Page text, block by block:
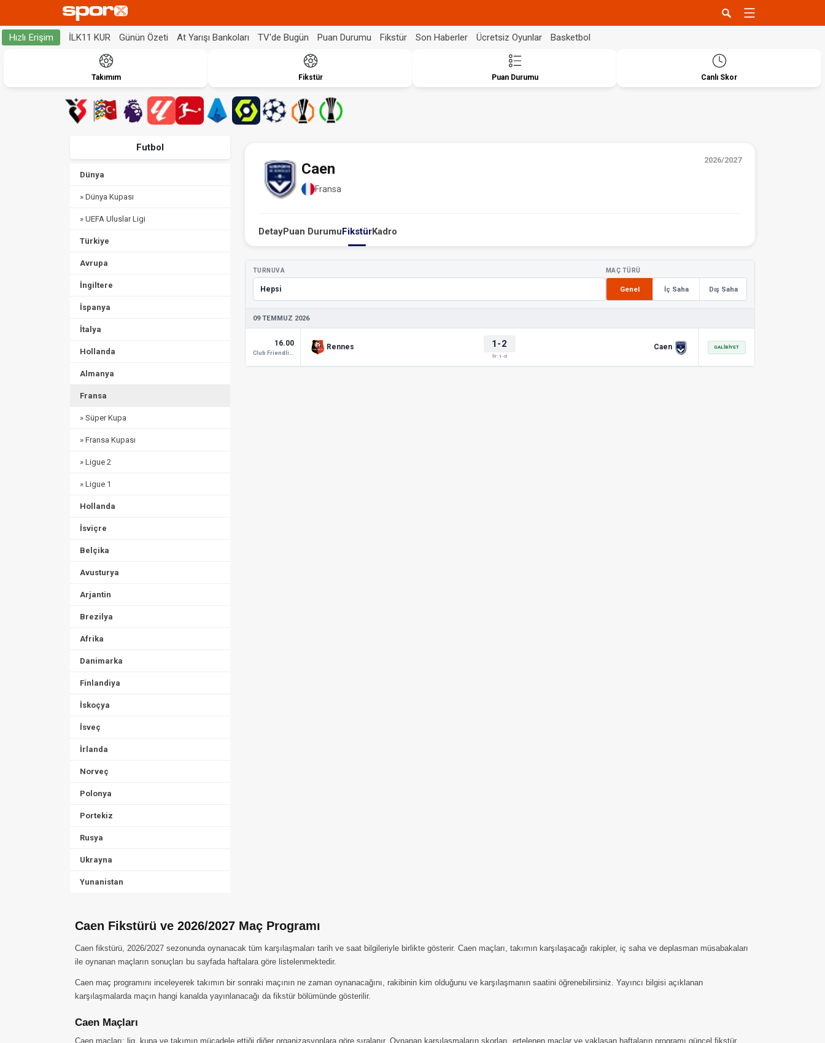
Hızlı Erişim İLK11 KUR Günün Özeti At Yarışı Bankoları TV'de Bugün Puan Durumu Fikstür Son Haberler Ücretsiz Oyunlar Basketbol
Takımım Fikstür Puan Durumu Canlı Skor
Futbol
Dünya
» Dünya Kupası
» UEFA Uluslar Ligi
Türkiye
Avrupa
İngiltere
İspanya
İtalya
Hollanda
Almanya
Fransa
» Süper Kupa
» Fransa Kupası
» Ligue 2
» Ligue 1
Hollanda
İsviçre
Belçika
Avusturya
Arjantin
Brezilya
Afrika
Danimarka
Finlandiya
İskoçya
İsveç
İrlanda
Norveç
Polonya
Portekiz
Rusya
Ukrayna
Yunanistan
2026/2027
Caen
Fransa
DetayPuan DurumuFikstürKadro
TURNUVA MAÇ TÜRÜ
Genel İç Saha Dış Saha
09 TEMMUZ 2026
16.00 Rennes 1-2
İY: 1-0
Caen GALIBIYET
Caen Fikstürü ve 2026/2027 Maç Programı
Caen fikstürü, 2026/2027 sezonunda oynanacak tüm karşılaşmaları tarih ve saat bilgileriyle birlikte gösterir. Caen maçları, takımın karşılaşacağı rakipler, iç saha ve deplasman müsabakaları
ile oynanan maçların sonuçları bu sayfada haftalara göre listelenmektedir.
Caen maç programını inceleyerek takımın bir sonraki maçının ne zaman oynanacağını, rakibinin kim olduğunu ve karşılaşmanın saatini öğrenebilirsiniz. Yayıncı bilgisi açıklanan
karşılaşmalarda maçın hangi kanalda yayınlanacağı da fikstür bölümünde gösterilir.
Caen Maçları
Caen maçları; lig, kupa ve takımın mücadele ettiği diğer organizasyonlara göre sıralanır. Oynanan karşılaşmaların skorları, ertelenen maçlar ve yaklaşan haftaların programı güncel fikstür